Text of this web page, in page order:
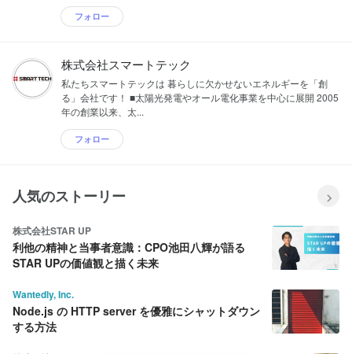
フォロー
株式会社スマートテック
私たちスマートテックは 暮らしに欠かせないエネルギーを「創
る」会社です！ ■太陽光発電やオール電化事業を中心に展開 2005
年の創業以来、太...
フォロー
人気のストーリー
株式会社STAR UP
利他の精神と当事者意識：CPO池田八輝が語る
STAR UPの価値観と描く未来
Wantedly, Inc.
Node.js の HTTP server を優雅にシャットダウン
する方法